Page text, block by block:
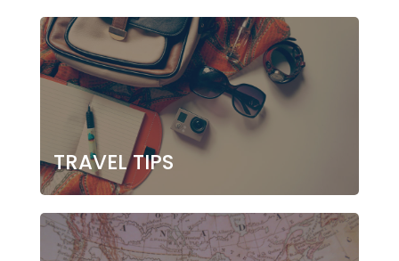
TRAVEL TIPS